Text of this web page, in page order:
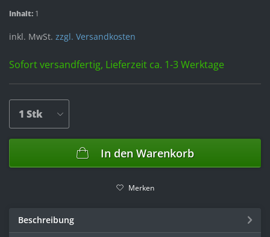
Inhalt: 1
inkl. MwSt. zzgl. Versandkosten
Sofort versandfertig, Lieferzeit ca. 1-3 Werktage
In den Warenkorb
Merken
Beschreibung